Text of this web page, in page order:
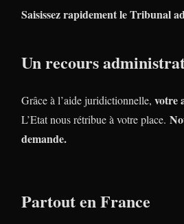
Saisissez rapidement le Tribunal
Un recours
Grâce à l’aide juridictionnelle, votre
L’Etat nous rétribue à votre place.
demande.
Partout en France